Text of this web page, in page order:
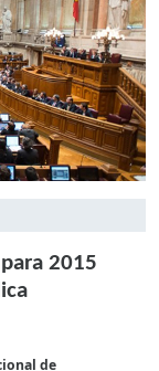
2015
de